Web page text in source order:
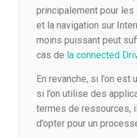
principalement pour
et la navigation sur
moins puissant peut
cas de la connected
En revanche, si l’on est
si l’on utilise des
termes de ressources,
d’opter pour un